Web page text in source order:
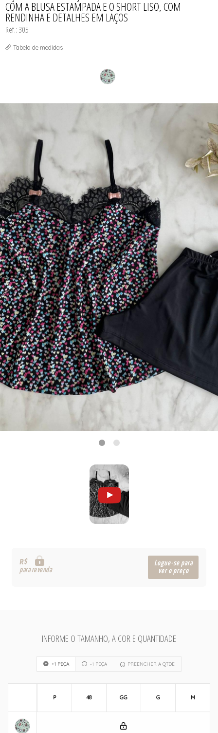
COM A BLUSA ESTAMPADA E O SHORT LISO, COM
RENDINHA E DETALHES EM LAÇOS
Ref.: 305
Tabela de medidas
R$
para revenda
Logue-se para
ver o preço
INFORME O TAMANHO, A COR E QUANTIDADE
+1 PEÇA -1 PEÇA PREENCHER A QTDE
P 48 GG G M